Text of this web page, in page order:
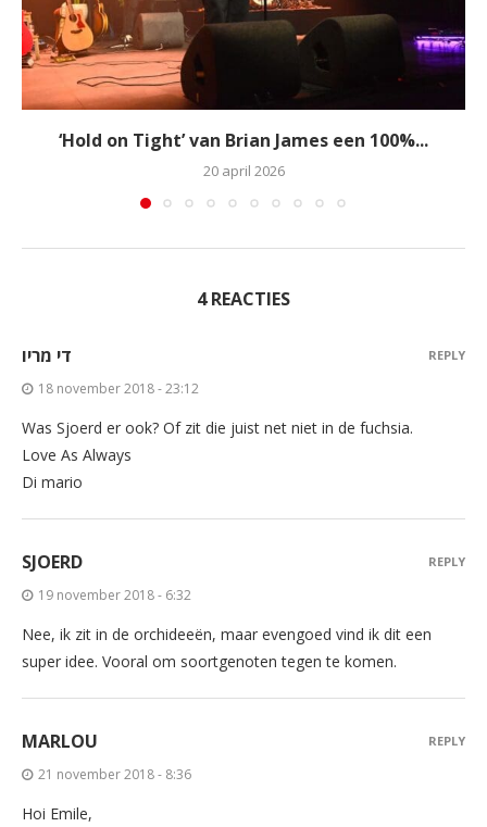
‘Hold on Tight’ van Brian James een 100%...
20 april 2026
4 REACTIES
די מריו
18 november 2018 - 23:12
Was Sjoerd er ook? Of zit die juist net niet in de fuchsia.
Love As Always
Di mario
REPLY
SJOERD
19 november 2018 - 6:32
Nee, ik zit in de orchideeën, maar evengoed vind ik dit een
super idee. Vooral om soortgenoten tegen te komen.
REPLY
MARLOU
21 november 2018 - 8:36
Hoi Emile,
REPLY